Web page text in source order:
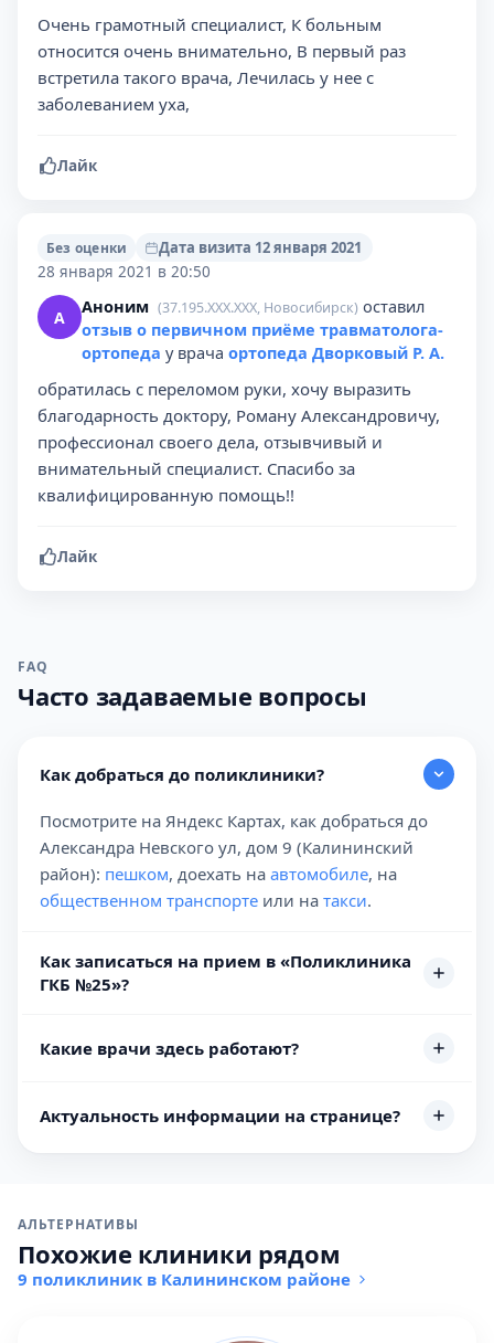
Очень грамотный специалист, К больным
относится очень внимательно, В первый раз
встретила такого врача, Лечилась у нее с
заболеванием уха,
Лайк
Без оценки
Дата визита 12 января 2021
28 января 2021 в 20:50
А Аноним (37.195.XXX.XXX, Новосибирск) оставил
отзыв о первичном приёме травматолога-
ортопеда у врача ортопеда Дворковый Р. А.
обратилась с переломом руки, хочу выразить
благодарность доктору, Роману Александровичу,
профессионал своего дела, отзывчивый и
внимательный специалист. Спасибо за
квалифицированную помощь!!
Лайк
FAQ
Часто задаваемые вопросы
Как добраться до поликлиники?
Посмотрите на Яндекс Картах, как добраться до
Александра Невского ул, дом 9 (Калининский
район): пешком, доехать на автомобиле, на
общественном транспорте или на такси.
Как записаться на прием в «Поликлиника
ГКБ №25»?
Какие врачи здесь работают?
Актуальность информации на странице?
АЛЬТЕРНАТИВЫ
Похожие клиники рядом
9 поликлиник в Калининском районе